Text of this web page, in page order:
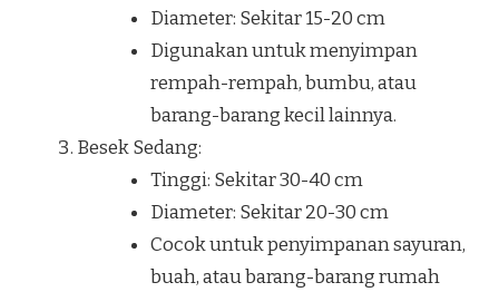
Diameter: Sekitar 15-20 cm
Digunakan untuk menyimpan
rempah-rempah, bumbu, atau
barang-barang kecil lainnya.
Besek Sedang:
Tinggi: Sekitar 30-40 cm
Diameter: Sekitar 20-30 cm
Cocok untuk penyimpanan sayuran,
buah, atau barang-barang rumah